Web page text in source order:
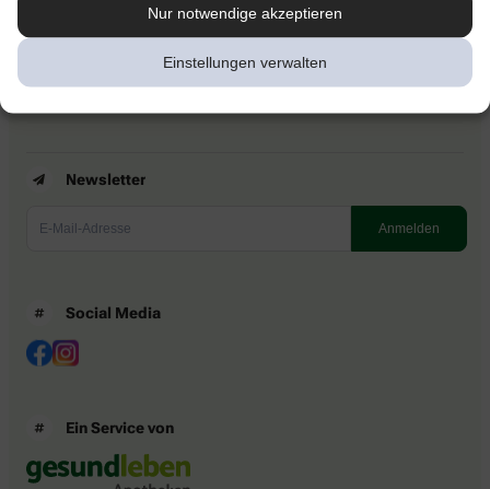
Nur notwendige akzeptieren
Einstellungen verwalten
Barrierefreiheitserklärung
Newsletter
Social Media
Ein Service von